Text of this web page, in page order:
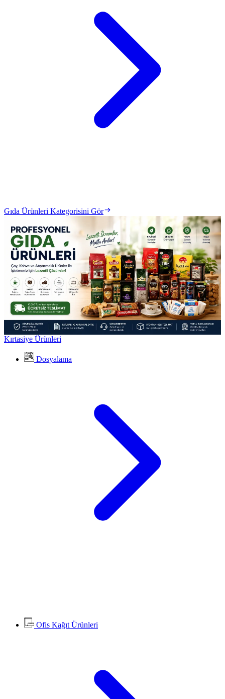
Gıda Ürünleri Kategorisini Gör
Kırtasiye Ürünleri
Dosyalama
Ofis Kağıt Ürünleri